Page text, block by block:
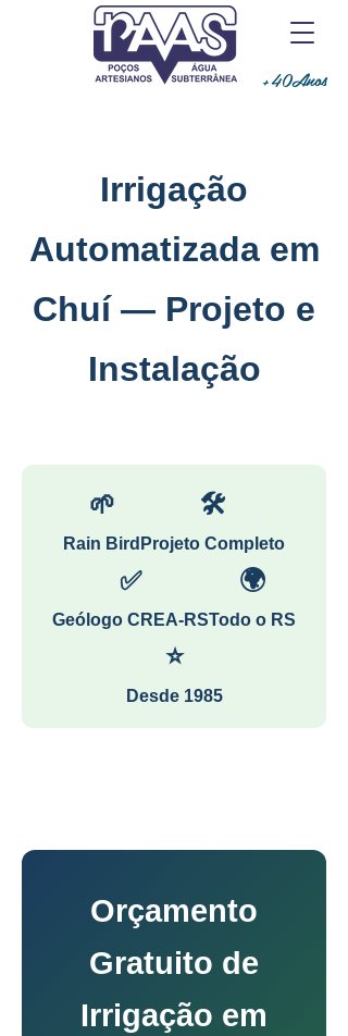
+40Anos
Irrigação
Automatizada em
Chuí — Projeto e
Instalação
🌱
Rain Bird
🛠
Projeto Completo
✅
Geólogo CREA-RS
🌍
Todo o RS
⭐
Desde 1985
Orçamento
Gratuito de
Irrigação em